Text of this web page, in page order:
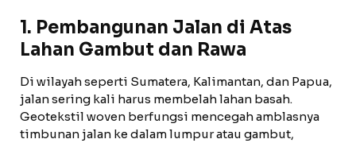
1. Pembangunan Jalan di Atas
Lahan Gambut dan Rawa
Di wilayah seperti Sumatera, Kalimantan, dan Papua,
jalan sering kali harus membelah lahan basah.
Geotekstil woven berfungsi mencegah amblasnya
timbunan jalan ke dalam lumpur atau gambut,